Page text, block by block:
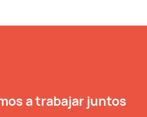
a trabajar juntos